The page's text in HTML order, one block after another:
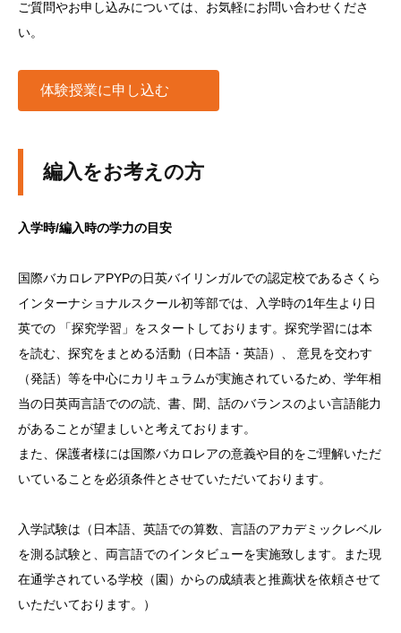
ご質問やお申し込みについては、お気軽にお問い合わせくださ
い。
体験授業に申し込む
編入をお考えの方
入学時/編入時の学力の目安
国際バカロレアPYPの日英バイリンガルでの認定校であるさくら
インターナショナルスクール初等部では、入学時の1年生より日
英での 「探究学習」をスタートしております。探究学習には本
を読む、探究をまとめる活動（日本語・英語）、 意見を交わす
（発話）等を中心にカリキュラムが実施されているため、学年相
当の日英両言語でのの読、書、聞、話のバランスのよい言語能力
があることが望ましいと考えております。
また、保護者様には国際バカロレアの意義や目的をご理解いただ
いていることを必須条件とさせていただいております。
入学試験は（日本語、英語での算数、言語のアカデミックレベル
を測る試験と、両言語でのインタビューを実施致します。また現
在通学されている学校（園）からの成績表と推薦状を依頼させて
いただいております。）